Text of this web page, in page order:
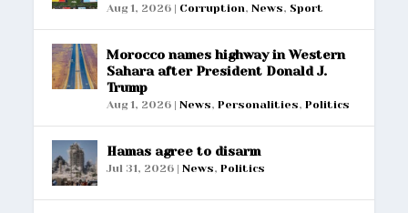
Aug 1, 2026 | Corruption,News, Sport
Morocco names highway in Western
Sahara after President Donald J.
Trump
Aug 1, 2026 |News,Personalities,Politics
Hamas agree to disarm
Jul 31, 2026 |News,Politics